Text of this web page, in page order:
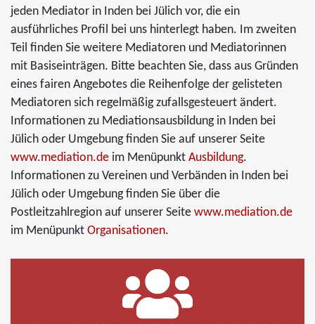
jeden Mediator in Inden bei Jülich vor, die ein
ausführliches Profil bei uns hinterlegt haben. Im zweiten
Teil finden Sie weitere Mediatoren und Mediatorinnen
mit Basiseinträgen. Bitte beachten Sie, dass aus Gründen
eines fairen Angebotes die Reihenfolge der gelisteten
Mediatoren sich regelmäßig zufallsgesteuert ändert.
Informationen zu Mediationsausbildung in Inden bei
Jülich oder Umgebung finden Sie auf unserer Seite
www.mediation.de im Menüpunkt Ausbildung.
Informationen zu Vereinen und Verbänden in Inden bei
Jülich oder Umgebung finden Sie über die
Postleitzahlregion auf unserer Seite www.mediation.de
im Menüpunkt Organisationen.